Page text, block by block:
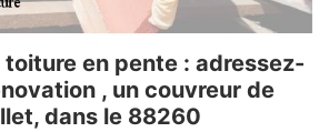
en pente : adressez-
, un couvreur de
dans le 88260